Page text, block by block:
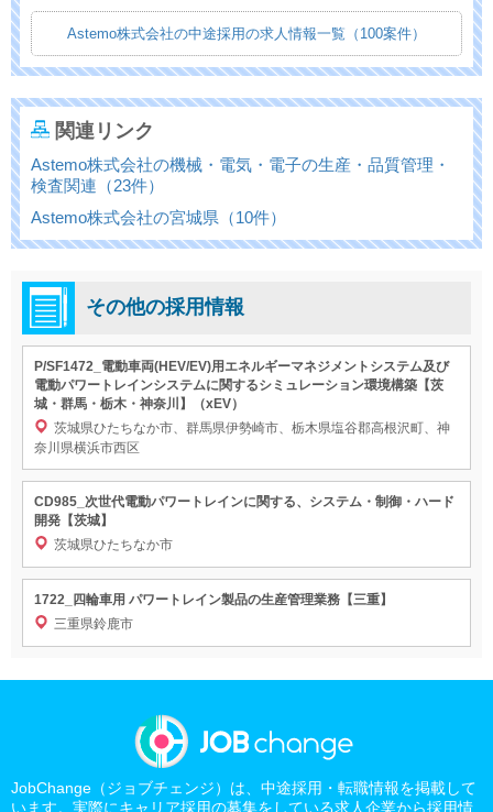
Astemo株式会社の中途採用の求人情報一覧（100案件）
関連リンク
Astemo株式会社の機械・電気・電子の生産・品質管理・
検査関連（23件）
Astemo株式会社の宮城県（10件）
その他の採用情報
P/SF1472_電動車両(HEV/EV)用エネルギーマネジメントシステム及び
電動パワートレインシステムに関するシミュレーション環境構築【茨
城・群馬・栃木・神奈川】（xEV）
茨城県ひたちなか市、群馬県伊勢崎市、栃木県塩谷郡高根沢町、神
奈川県横浜市西区
CD985_次世代電動パワートレインに関する、システム・制御・ハード
開発【茨城】
茨城県ひたちなか市
1722_四輪車用 パワートレイン製品の生産管理業務【三重】
三重県鈴鹿市
JobChange（ジョブチェンジ）は、中途採用・転職情報を掲載して
います。実際にキャリア採用の募集をしている求人企業から採用情